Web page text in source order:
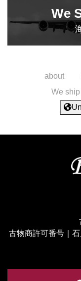
We
about
We
古物商許可番号｜